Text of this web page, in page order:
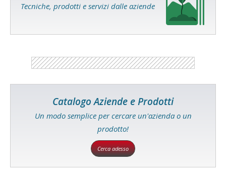
Tecniche, prodotti e servizi dalle aziende
Catalogo Aziende e Prodotti
Un modo semplice per cercare un'azienda o un
prodotto!
Cerca adesso